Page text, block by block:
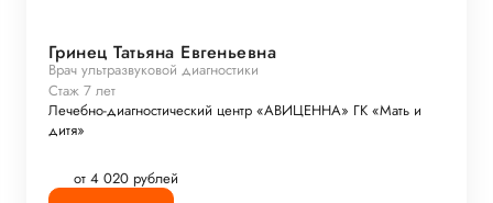
Гринец Татьяна Евгеньевна
Врач ультразвуковой диагностики
Стаж 7 лет
Лечебно-диагностический центр «АВИЦЕННА» ГК «Мать и
дитя»
от 4 020 рублей